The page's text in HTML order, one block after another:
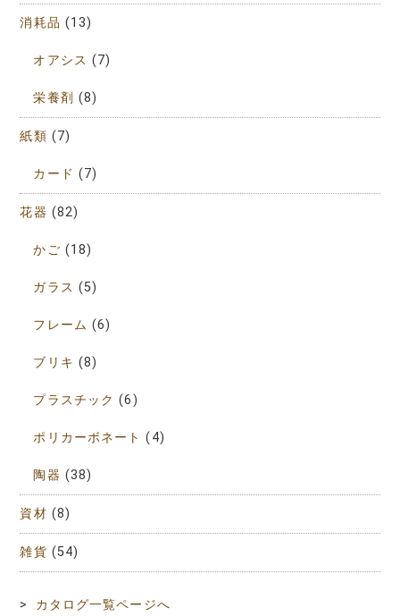
消耗品 (13)
オアシス (7)
栄養剤 (8)
紙類 (7)
カード (7)
花器 (82)
かご (18)
ガラス (5)
フレーム (6)
ブリキ (8)
プラスチック (6)
ポリカーボネート (4)
陶器 (38)
資材 (8)
雑貨 (54)
> カタログ一覧ページへ